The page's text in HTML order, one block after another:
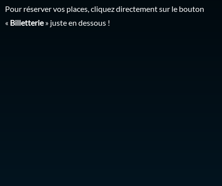
Pour réserver vos places, cliquez directement sur le bouton
« Billetterie» juste en dessous !